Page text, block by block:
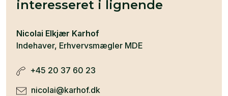
interesseret i lignende
Nicolai Elkjær Karhof
Indehaver, Erhvervsmægler MDE
+45 20 37 60 23
nicolai@karhof.dk